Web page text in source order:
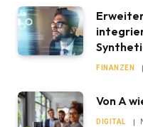
FINANZEN
Von A
DIGITAL